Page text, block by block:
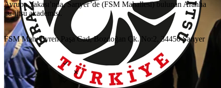
Avrupa Yakası’nda, Sarıyer’de (FSM Mahallesi) bulunan Aranha
jiu-jitsu akademisi.
KONUM
FSM Mah, Evren Paşa Cad, Bozdoğan Çk. No:2, 34450 Sarıyer
ÖZELLİKLER
DENEME DERSİ
ÇOCUK DERSLERİ
ÖZEL DERSLER
ANTRENMAN TÜRÜ